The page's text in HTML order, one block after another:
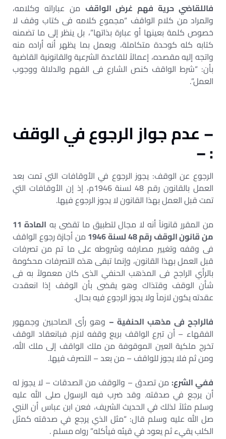
فاللقاضي حرية فهم غرض الواقف من عباراته وكلامه،
والمراد من كلام الواقف “مجموع كلامه فى كتاب وقف لا
خصوص كلمة بعينها أو عبارة بذاتها”، بل ينظر إلى ما تضمنه
كتابه كله كوحدة متكاملة، ويعمل بما يظهر أنه أراده منه
واتجه إليه مقصده، إعمالاً للقاعدة الشرعية والقانونية القاضية
بأن: “شرط الواقف كنص الشارع فى الفهم والدلالة ووجوب
العمل”.
– عدم جواز الرجوع في الوقف
: –
الرجوع عن الوقف: يجوز الرجوع في الأوقافات التي تمت بعد
العمل بالقانون رقم 48 لسنة 1946م، إذ إن الأوقافات التي
تمت قبل العمل بهذا القانون لا يجوز الرجوع فيها.
من المقرر قانوناً أنه لا مجال لتطبيق ما تقضى به
المادة 11
من قانون الوقف رقم 48 لسنة 1946
من أجازة رجوع الواقف
فى وقفه وتغيير مصارفه وشروطه على ما تم من تصرفات
قبل العمل بهذا القانون، وإنما تبقى هذه التصرفات محكومة
بالرأي الراجح فى المذهب الحنفي الذى كان معمولاً به فى
شأن الوقف وقتذاك وهو يقضى بأن الوقف إذا انعقدت
عقدته يكون لازماً ولا يجوز الرجوع فيه بحال.
فالراجح فى مذهب الحنفية – وهو رأى الصاحبين وجمهور
الفقهاء – أن تبرع الواقف بريع وقفه لازم. فبانعقاد الوقف
تخرج ملكية العين الموقوفة من ملك الواقف إلى ملك الله،
ومن ثم فلا يجوز للواقف – من بعد – التصرف فيها.
ففي الشرع: من تصدق – والوقف من الصدقات – لا يجوز له
أن يرجع في صدقته. وقد ضرب فيه الرسول صلى الله عليه
وسلم مثلاً لذلك في الحديث الشريف، فعن ابن عباس أن النبي
صل الله عليه وسلم قال: “مثل الذي يرجع في صدقته كمثل
الكلب يقيء ثم يعود في قيئه فيأكله” رواه مسلم .